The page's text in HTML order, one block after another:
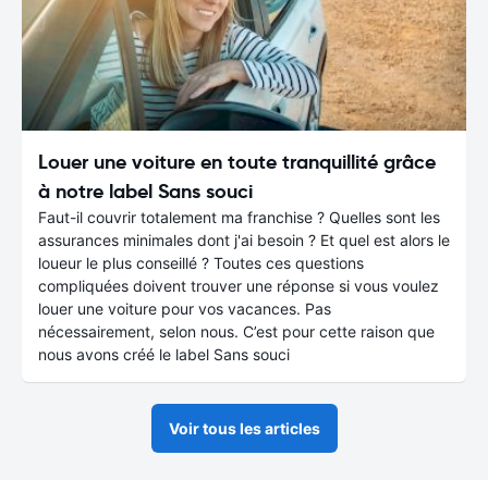
Louer une voiture en toute tranquillité grâce
à notre label Sans souci
Faut-il couvrir totalement ma franchise ? Quelles sont les
assurances minimales dont j'ai besoin ? Et quel est alors le
loueur le plus conseillé ? Toutes ces questions
compliquées doivent trouver une réponse si vous voulez
louer une voiture pour vos vacances. Pas
nécessairement, selon nous. C’est pour cette raison que
nous avons créé le label Sans souci
Voir tous les articles